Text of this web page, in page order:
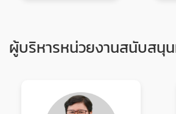
ผู้บริหารหน่วยงานสนับสนุน